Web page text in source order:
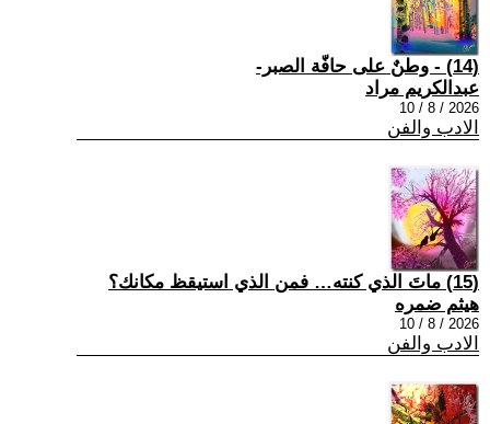
(14) - وطنٌ على حافّة الصبر-
عبدالكريم مراد
2026 / 8 / 10
الادب والفن
(15) ماتَ الذي كنته… فمن الذي استيقظ مكانك؟
هيثم ضمره
2026 / 8 / 10
الادب والفن